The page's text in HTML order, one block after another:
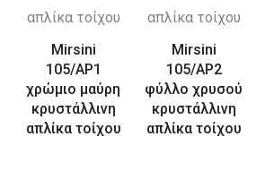
Mirsini
105/AP1
χρώμιο μαύρη
κρυστάλλινη
απλίκα τοίχου
Mirsini
105/AP2
φύλλο χρυσού
κρυστάλλινη
απλίκα τοίχου